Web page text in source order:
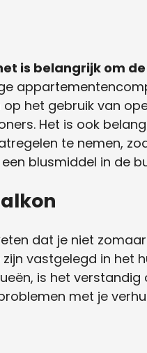
is belangrijk om
het gebruik van
Het is ook
te nemen,
blusmiddel in de
dat je niet
vastgelegd in het
is het verstandig
met je